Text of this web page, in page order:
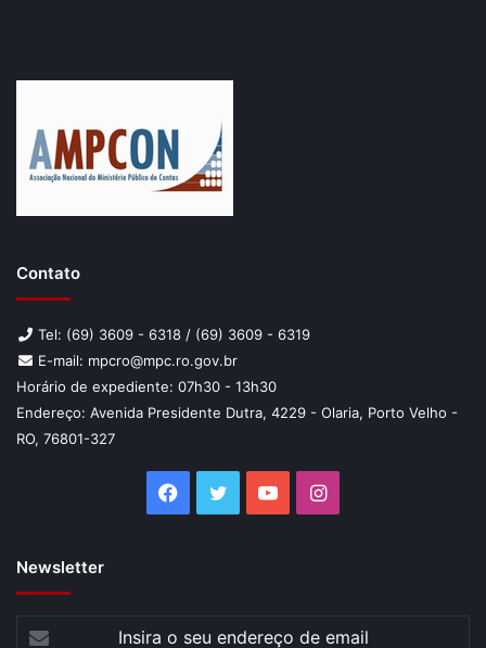
Para o MPC, a conquista de medalhas pelos seus
Contato
Tel: (69) 3609 - 6318 / (69) 3609 - 6319
E-mail: mpcro@mpc.ro.gov.br
Horário de expediente: 07h30 - 13h30
Endereço: Avenida Presidente Dutra, 4229 - Olaria, Porto Velho -
RO, 76801-327
Facebook
TwitterYouTubeInstagram
Newsletter